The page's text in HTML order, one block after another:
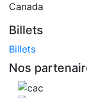
Canada
Billets
Billets
Nos